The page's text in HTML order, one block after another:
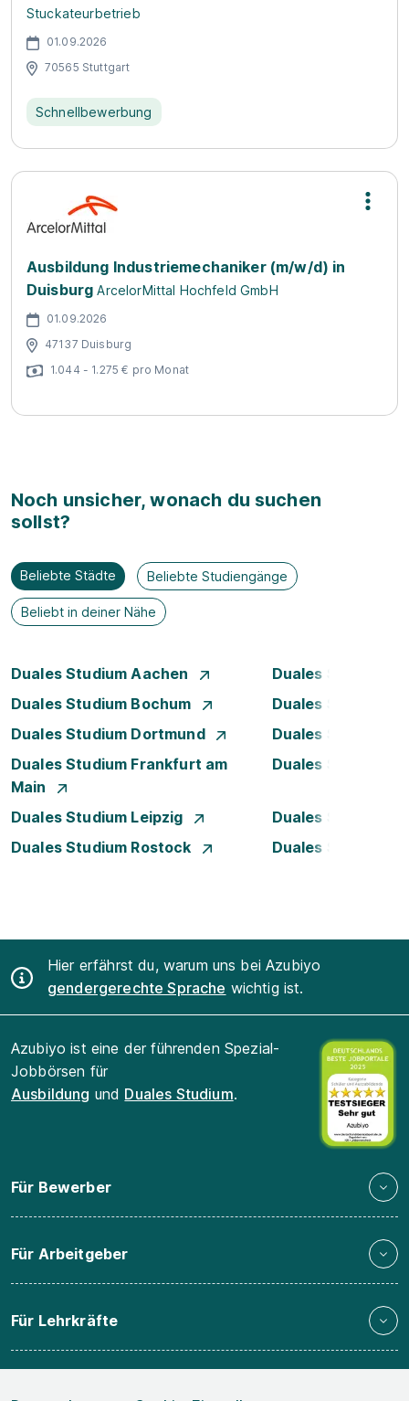
Stuckateurbetrieb
01.09.2026
70565 Stuttgart
Schnellbewerbung
Ausbildung Industriemechaniker (m/w/d) in
Duisburg ArcelorMittal Hochfeld GmbH
01.09.2026
47137 Duisburg
1.044 - 1.275 € pro Monat
Noch unsicher, wonach du suchen
sollst?
Beliebte Städte Beliebte Studiengänge
Beliebt in deiner Nähe
Duales Studium Aachen
Duales Studium
Duales Studium Bochum
Duales Studium
Duales Studium Dortmund
Duales Studium
Duales Studium Frankfurt am
Main
Duales Studium
Duales Studium Leipzig
Duales Studium
Duales Studium Rostock
Duales Studium
Hier erfährst du, warum uns bei Azubiyo
gendergerechte Sprache wichtig ist.
Azubiyo ist eine der führenden Spezial-
Jobbörsen für
Ausbildung und Duales Studium.
Für Bewerber
Für Arbeitgeber
Für Lehrkräfte